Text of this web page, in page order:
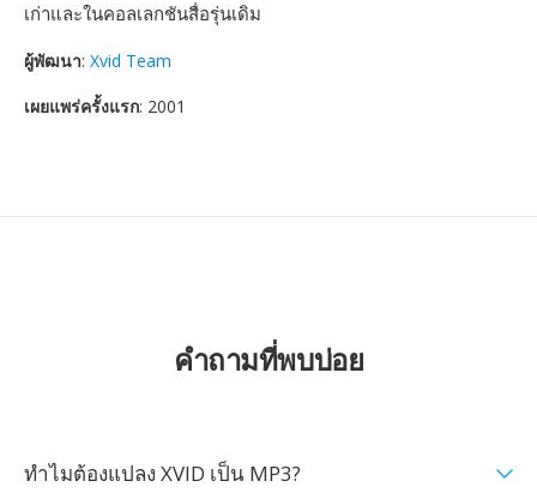
เก่าและในคอลเลกชันสื่อรุ่นเดิม
ผู้พัฒนา: Xvid Team
เผยแพร่ครั้งแรก: 2001
คำถามที่พบบ่อย
ทำไมต้องแปลง XVID เป็น MP3?